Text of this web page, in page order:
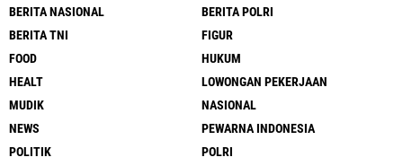
BERITA NASIONAL
BERITA POLRI
BERITA TNI
FIGUR
FOOD
HUKUM
HEALT
LOWONGAN PEKERJAAN
MUDIK
NASIONAL
NEWS
PEWARNA INDONESIA
POLITIK
POLRI